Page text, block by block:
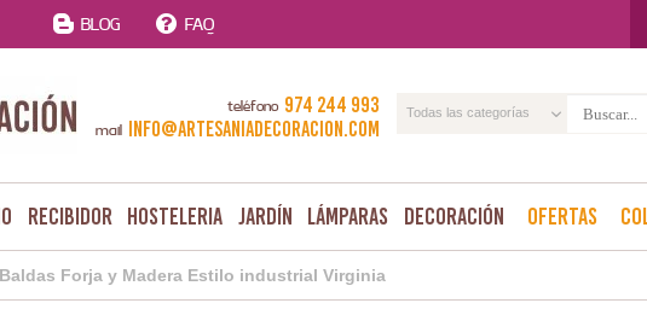
BLOG FAQ
teléfono 974 244 993
mail info@artesaniadecoracion.com
Todas las categorías
Recibidor Hosteleria Jardín Lámparas Decoración Ofertas
Forja y Madera Estilo industrial Virginia